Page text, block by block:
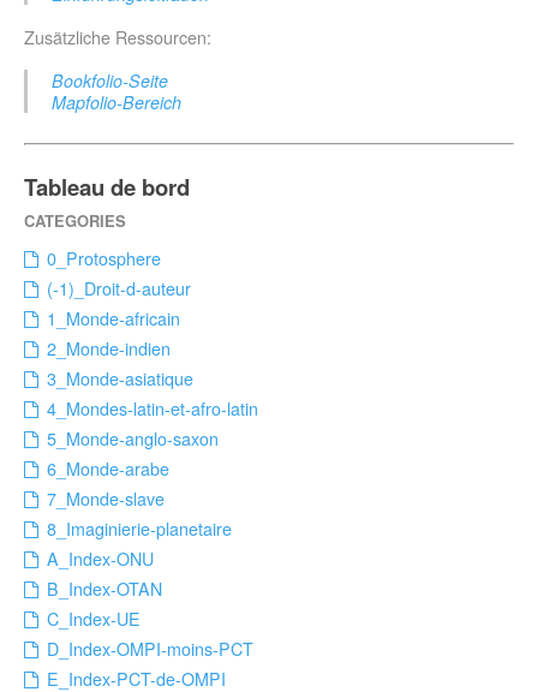
Zusätzliche Ressourcen:
Bookfolio-Seite
Mapfolio-Bereich
Tableau de bord
0_Protosphere
(-1)_Droit-d-auteur
1_Monde-africain
2_Monde-indien
3_Monde-asiatique
4_Mondes-latin-et-afro-latin
5_Monde-anglo-saxon
6_Monde-arabe
7_Monde-slave
8_Imaginierie-planetaire
A_Index-ONU
B_Index-OTAN
C_Index-UE
D_Index-OMPI-moins-PCT
E_Index-PCT-de-OMPI